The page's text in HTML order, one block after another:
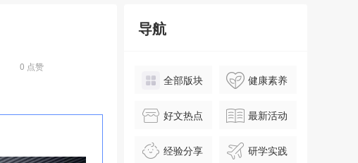
0 点赞
导航
全部版块 健康素养
好文热点 最新活动
经验分享 研学实践